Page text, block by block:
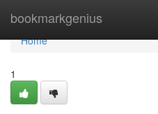
bookmarkgenius
Home
Home
1